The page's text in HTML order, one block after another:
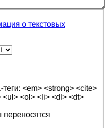
о текстовых
<em> <strong> <cite>
<ol> <li> <dl> <dt>